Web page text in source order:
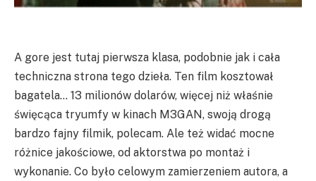
A gore jest tutaj pierwsza klasa, podobnie jak i cała
techniczna strona tego dzieła. Ten film kosztował
bagatela… 13 milionów dolarów, więcej niż właśnie
święcąca tryumfy w kinach M3GAN, swoją drogą
bardzo fajny filmik, polecam. Ale też widać mocne
różnice jakościowe, od aktorstwa po montaż i
wykonanie. Co było celowym zamierzeniem autora, a